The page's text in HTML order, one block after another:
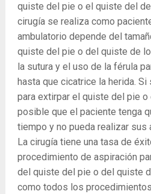
quiste del pie o el quiste del
cirugía se realiza como
ambulatorio depende del
quiste del pie o del quiste de
la sutura y el uso de la férula
hasta que cicatrice la herida. Si
para extirpar el quiste del pie
posible que el paciente tenga
tiempo y no pueda realizar sus
La cirugía tiene una tasa de
procedimiento de aspiración
del quiste del pie o del quiste
como todos los